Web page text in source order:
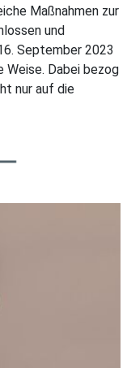
Maßnahmen zur
und
September 2023
Dabei bezog
nur auf die